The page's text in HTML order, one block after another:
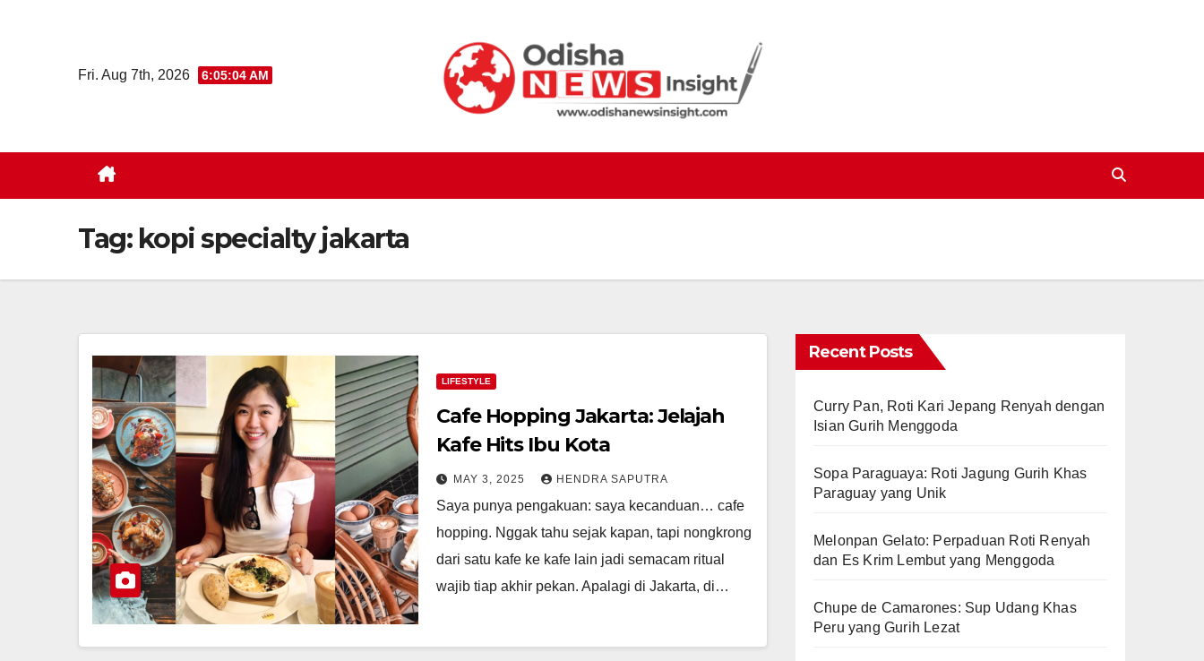
Fri. Aug 7th, 2026 6:05:04 AM
Tag: kopi specialty jakarta
LIFESTYLE
Cafe Hopping Jakarta: Jelajah
Kafe Hits Ibu Kota
MAY 3, 2025 HENDRA SAPUTRA
Saya punya pengakuan: saya kecanduan… cafe
hopping. Nggak tahu sejak kapan, tapi nongkrong
dari satu kafe ke kafe lain jadi semacam ritual
wajib tiap akhir pekan. Apalagi di Jakarta, di…
Recent Posts
Curry Pan, Roti Kari Jepang Renyah dengan
Isian Gurih Menggoda
Sopa Paraguaya: Roti Jagung Gurih Khas
Paraguay yang Unik
Melonpan Gelato: Perpaduan Roti Renyah
dan Es Krim Lembut yang Menggoda
Chupe de Camarones: Sup Udang Khas
Peru yang Gurih Lezat